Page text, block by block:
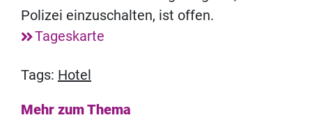
Polizei einzuschalten, ist offen.
Tageskarte
Tags: Hotel
Mehr zum Thema